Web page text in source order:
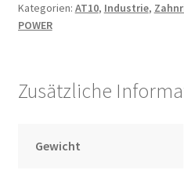
Zahlungsarten
Menge
Kategorien: AT10, Industrie,
POWER
Zusätzliche
Gewicht